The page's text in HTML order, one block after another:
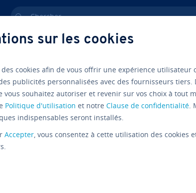
Chercher
Lexique
sur les cookies
cookies afin de vous offrir une expérience utilisateur
publicités personnalisées avec des fournisseurs tiers.
vous souhaitez autoriser et revenir sur vos choix à tout
Politique d'utilisation et notre Clause de confidentialité.
indispensables seront installés.
Accepter, vous consentez à cette utilisation des cookies